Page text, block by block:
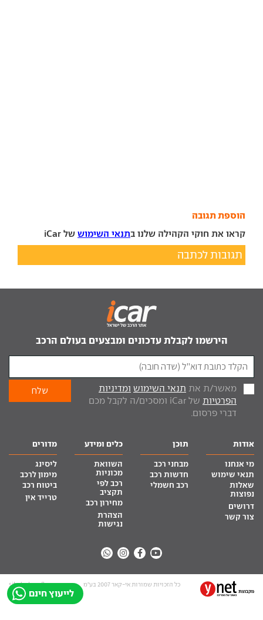
הוספת תגובה
קראו את חוקי הקהילה שלנו בתנאי השימוש של iCar
תגובות לכתבה
לייעוץ חינם
הירשמו לקבלת עדכונים ומבצעים בעולם הרכב
מאשר/ת את תנאי השימוש ומדיניות
הפרטיות
של iCar ומסכים/ה לקבל מכם
דברי פרסום.
אודות
מי אנחנו
תנאי שימוש
שאלות
נפוצות
דרושים
צור קשר
תוכן
מבחני רכב
חדשות רכב
רכב חשמלי
כלים ומידע
השוואת
מכוניות
רכב לפי
תקציב
מחירון רכב
הצהרת
נגישות
מדורים
ליסינג
מימון לרכב
ביטוח רכב
טרייד אין
כל הזכויות שמורות אי-קאר 2007 בע”מ site by tq.soft